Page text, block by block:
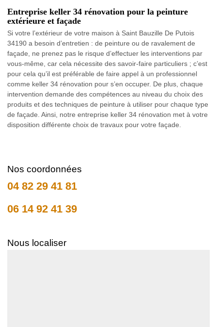
Entreprise keller 34 rénovation pour la peinture
extérieure et façade
Si votre l’extérieur de votre maison à Saint Bauzille De Putois
34190 a besoin d’entretien : de peinture ou de ravalement de
façade, ne prenez pas le risque d’effectuer les interventions par
vous-même, car cela nécessite des savoir-faire particuliers ; c’est
pour cela qu’il est préférable de faire appel à un professionnel
comme keller 34 rénovation pour s’en occuper. De plus, chaque
intervention demande des compétences au niveau du choix des
produits et des techniques de peinture à utiliser pour chaque type
de façade. Ainsi, notre entreprise keller 34 rénovation met à votre
disposition différente choix de travaux pour votre façade.
Nos coordonnées
04 82 29 41 81
06 14 92 41 39
Nous localiser